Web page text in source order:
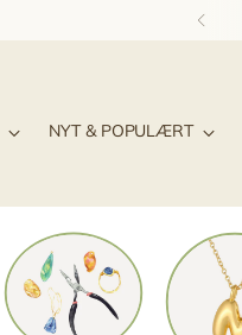
NYT & POPULÆRT